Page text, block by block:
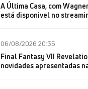
A Última Casa, com
está disponível no
06/08/2026 20:35
Final Fantasy VII
novidades apresentadas